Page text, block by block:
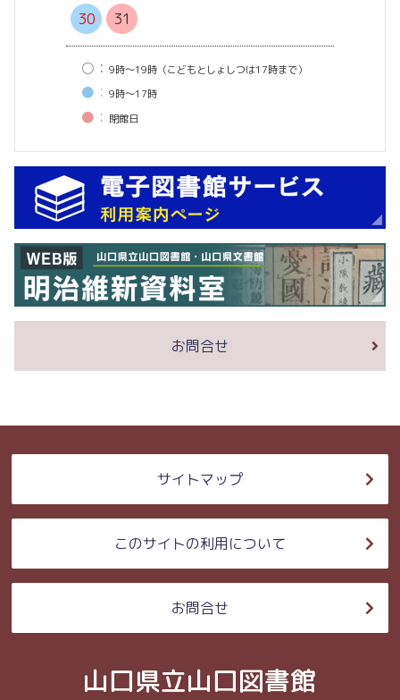
30
31
○： 9時〜19時（こどもとしょしつは17時まで）
●： 9時〜17時
●： 閉館⽇
お問合せ
サイトマップ
このサイトの利用について
お問合せ
山口県立山口図書館